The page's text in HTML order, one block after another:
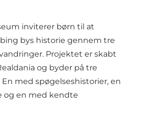
inviterer børn til at
bys historie gennem tre
Projektet er skabt
og byder på tre
med spøgelseshistorier, en
og en med kendte